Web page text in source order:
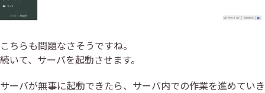
こちらも問題なさそうですね。
続いて、サーバを起動させます。
サーバが無事に起動できたら、サーバ内での作業を進めていき